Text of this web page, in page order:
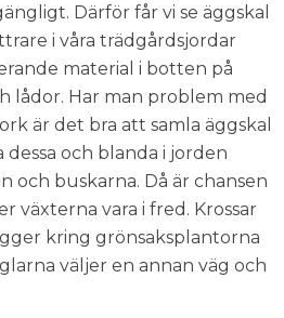
Därför får vi se äggskal
i våra trädgårdsjordar
material i botten på
lådor. Har man problem med
är det bra att samla äggskal
dessa och blanda i jorden
och buskarna. Då är chansen
växterna vara i fred. Krossar
kring grönsaksplantorna
väljer en annan väg och